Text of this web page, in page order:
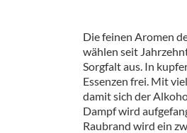
Gläser
Kühlanhänger
Theken + Zubehör
Die feinen Aromen
wählen seit
Sorgfalt aus. In
Essenzen frei. Mit
damit sich der
Dampf wird
Raubrand wird ein